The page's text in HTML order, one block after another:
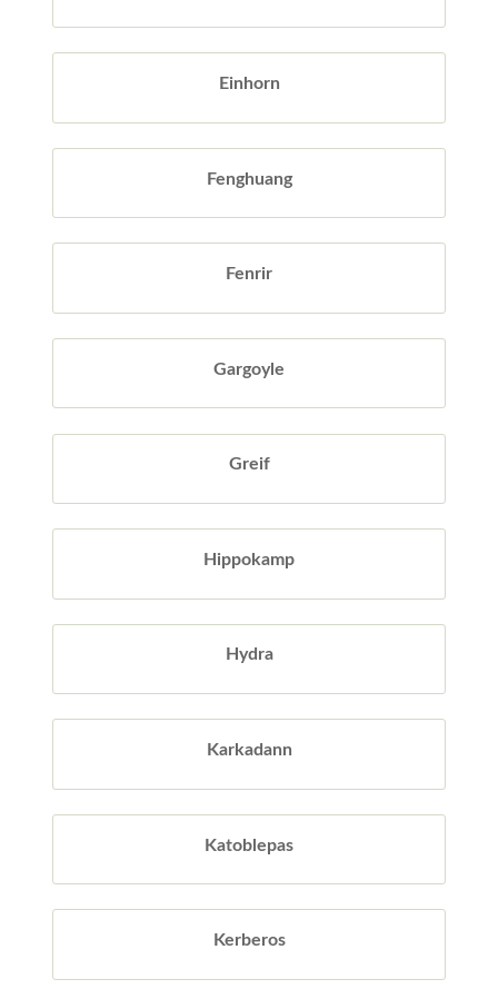
Einhorn
Fenghuang
Fenrir
Gargoyle
Greif
Hippokamp
Hydra
Karkadann
Katoblepas
Kerberos